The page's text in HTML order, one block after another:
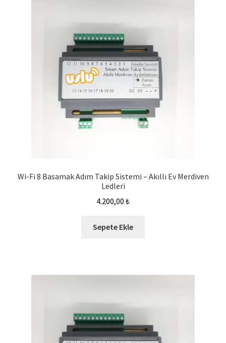
Wi-Fi 8 Basamak Adım Takip Sistemi – Akıllı Ev Merdiven
Ledleri
4.200,00 ₺
Sepete Ekle